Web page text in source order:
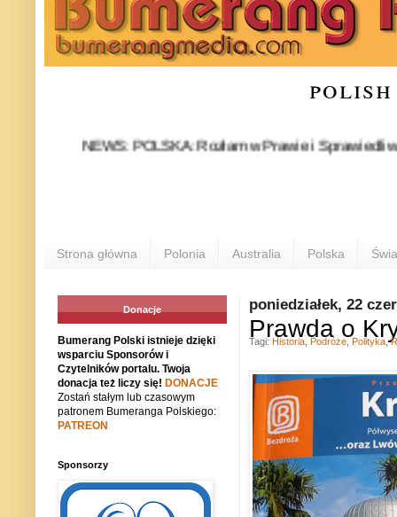
NEWS: POLSKA: Rozłam w Prawie i
Strona główna Polonia Australia Polska
poniedziałek, 22
Prawda o
Tagi: Historia Podróże Polityka ,
Donacje
Bumerang Polski istnieje dzięki
wsparciu Sponsorów i
Czytelników portalu. Twoja
donacja też liczy się! DONACJE
Zostań stałym lub czasowym
patronem Bumeranga Polskiego:
PATREON
Sponsorzy